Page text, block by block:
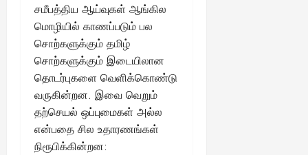
சமீபத்திய ஆய்வுகள் ஆங்கில
மொழியில் காணப்படும் பல
சொற்களுக்கும் தமிழ்
சொற்களுக்கும் இடையிலான
தொடர்புகளை வெளிக்கொண்டு
வருகின்றன. இவை வெறும்
தற்செயல் ஒப்புமைகள் அல்ல
என்பதை சில உதாரணங்கள்
நிரூபிக்கின்றன: